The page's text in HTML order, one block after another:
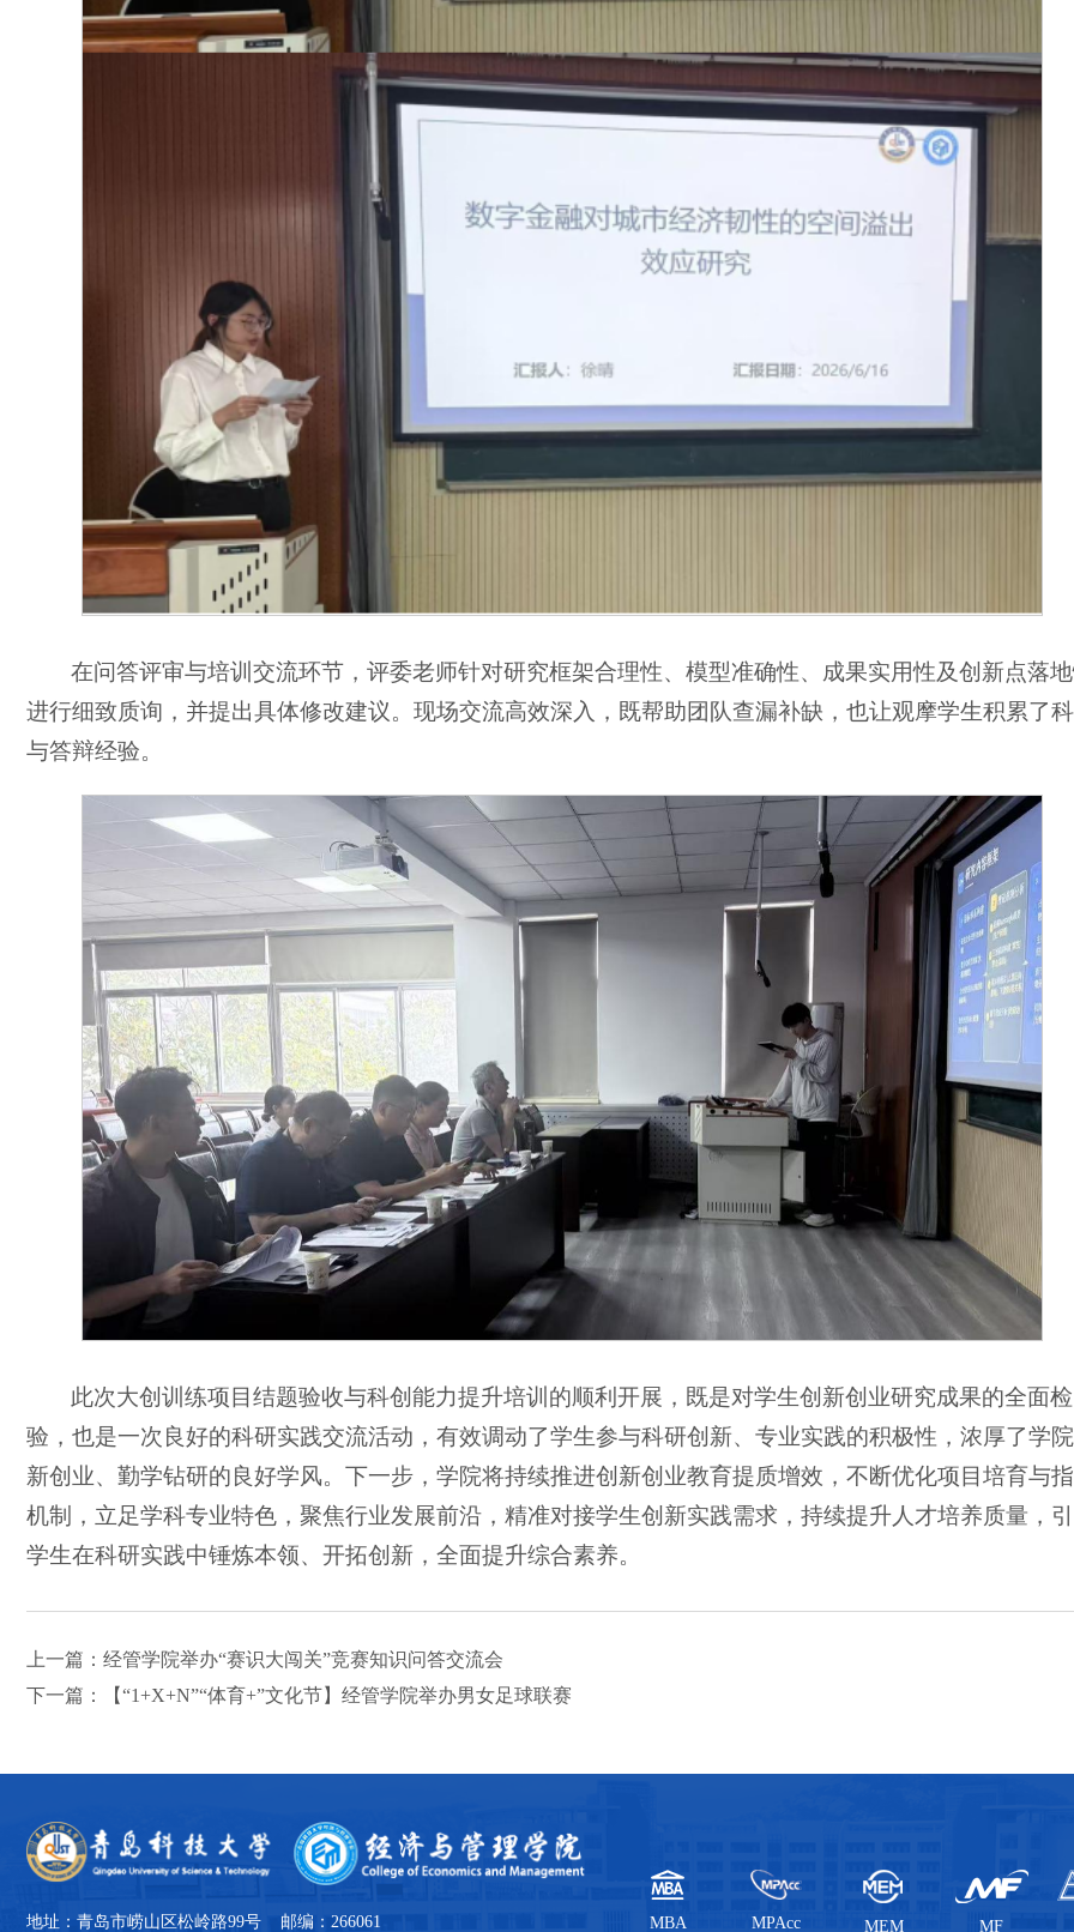
在问答评审与培训交流环节，评委老师针对研究框架合理性、模型准确性、成果实用性及创新点落
进行细致质询，并提出具体修改建议。现场交流高效深入，既帮助团队查漏补缺，也让观摩学生积累了
与答辩经验。
此次大创训练项目结题验收与科创能力提升培训的顺利开展，既是对学生创新创业研究成果的全面检
验，也是一次良好的科研实践交流活动，有效调动了学生参与科研创新、专业实践的积极性，浓厚了学
新创业、勤学钻研的良好学风。下一步，学院将持续推进创新创业教育提质增效，不断优化项目培育与
机制，立足学科专业特色，聚焦行业发展前沿，精准对接学生创新实践需求，持续提升人才培养质量，
学生在科研实践中锤炼本领、开拓创新，全面提升综合素养。
上一篇：经管学院举办“赛识大闯关”竞赛知识问答交流会
下一篇：【“1+X+N”“体育+”文化节】经管学院举办男女足球联赛
地址：青岛市崂山区松岭路99号 邮编：266061 MBA MPAcc MEM MF